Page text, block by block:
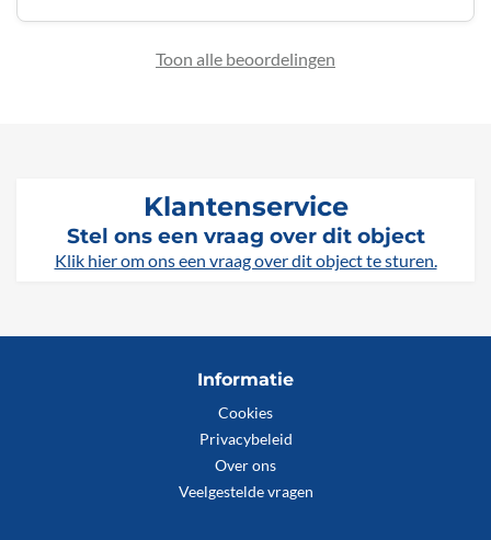
Toon alle beoordelingen
Klantenservice
Stel ons een vraag over dit object
Klik hier om ons een vraag over dit object te sturen.
Informatie
Cookies
Privacybeleid
Over ons
Veelgestelde vragen